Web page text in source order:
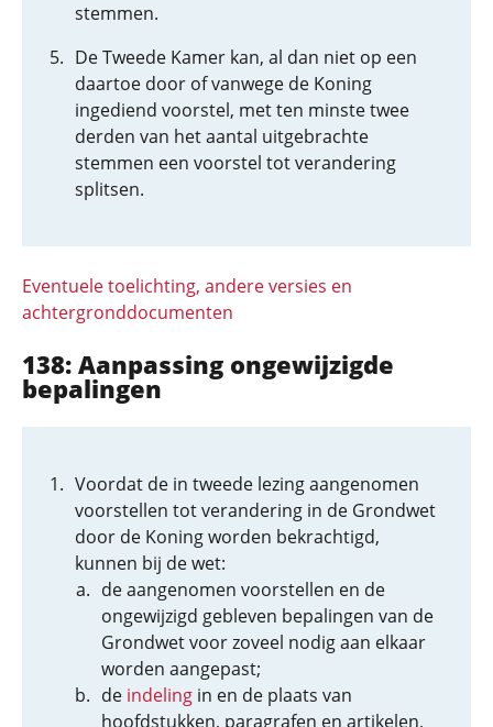
stemmen.
De Tweede Kamer kan, al dan niet op een
daartoe door of vanwege de Koning
ingediend voorstel, met ten minste twee
derden van het aantal uitgebrachte
stemmen een voorstel tot verandering
splitsen.
Eventuele toelichting, andere versies en
achtergronddocumenten
138: Aanpassing ongewijzigde
bepalingen
Voordat de in tweede lezing aangenomen
voorstellen tot verandering in de Grondwet
door de Koning worden bekrachtigd,
kunnen bij de wet:
de aangenomen voorstellen en de
ongewijzigd gebleven bepalingen van de
Grondwet voor zoveel nodig aan elkaar
worden aangepast;
de indeling in en de plaats van
hoofdstukken, paragrafen en artikelen,